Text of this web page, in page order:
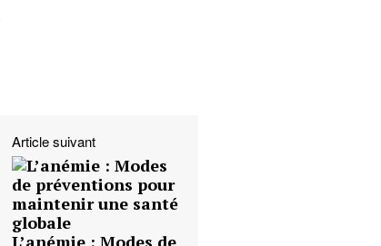
Article suivant